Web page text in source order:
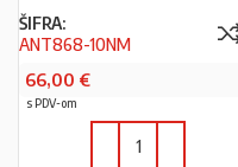
ŠIFRA:
ANT868-10NM
66,00 €
s PDV-om